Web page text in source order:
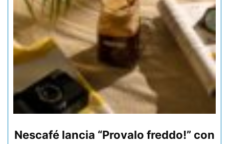
Nescafé lancia “Provalo freddo!” con